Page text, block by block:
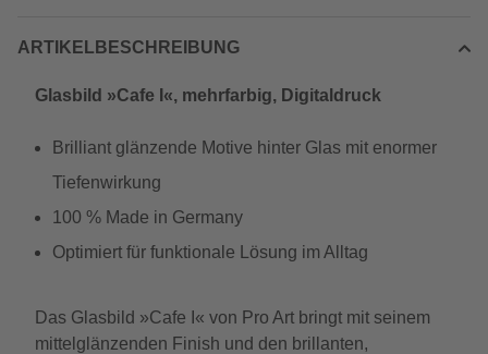
ARTIKELBESCHREIBUNG
Glasbild »Cafe I«, mehrfarbig, Digitaldruck
Brilliant glänzende Motive hinter Glas mit enormer
Tiefenwirkung
100 % Made in Germany
Optimiert für funktionale Lösung im Alltag
Das Glasbild »Cafe I« von Pro Art bringt mit seinem
mittelglänzenden Finish und den brillanten,